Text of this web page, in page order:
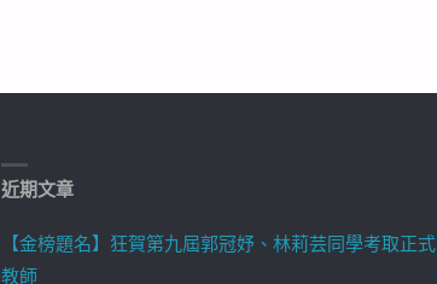
近期文章
【金榜題名】狂賀第九屆郭冠妤、林莉芸同學考取正式
教師